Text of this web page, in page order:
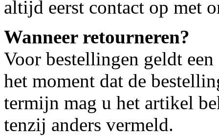
altijd eerst contact op met
Wanneer retourneren?
Voor bestellingen geldt
het moment dat de
termijn mag u het artikel
tenzij anders vermeld.